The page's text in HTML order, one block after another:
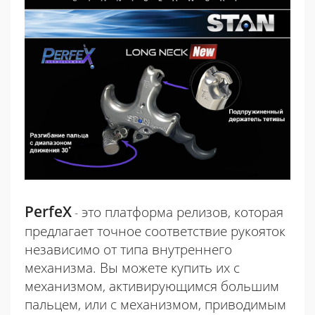
PerfeX- это платформа релизов, которая
предлагает точное соответствие рукояток
независимо от типа внутреннего
механизма. Вы можете купить их с
механизмом, активирующимся большим
пальцем, или с механизмом, приводимым